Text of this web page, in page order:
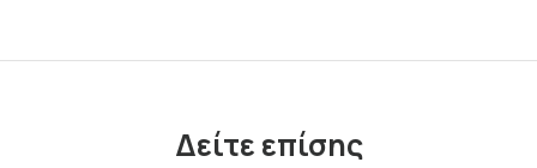
Δείτε επίσης